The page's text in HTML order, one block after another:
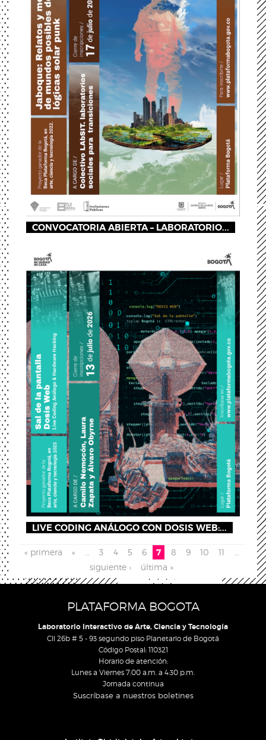
CONVOCATORIA ABIERTA – LABORATORIO...
LIVE CODING ANÁLOGO CON DOSIS WEB:...
Páginas
« primera « 3 4 5 6 7 8 9 10 11
siguiente ›
última »
PLATAFORMA BOGOTA
Laboratorio Interactivo de Arte, Ciencia y Tecnología
Cll 26b # 5 - 93 segundo piso Planetario de Bogotá
Código Postal: 110321
Horario de atención:
Lunes a Viernes 7:00 a.m. a 4:30 p.m.
Jornada continua
Suscríbase a nuestros boletines